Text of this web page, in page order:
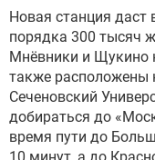
Новая станция даст
порядка 300 тысяч
Мнёвники и Щукино
также
Сеченовский
добираться до
время пути до